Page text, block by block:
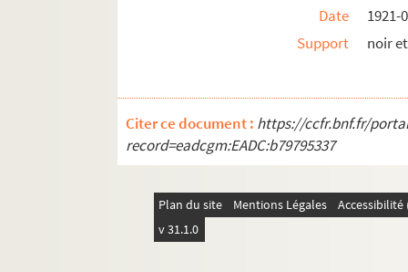
Date
1921-
Support
noir
Citer ce document : https://ccfr.bnf.fr/
record=eadcgm:EADC:b79795337
Plan du site Mentions Légales
v 31.1.0